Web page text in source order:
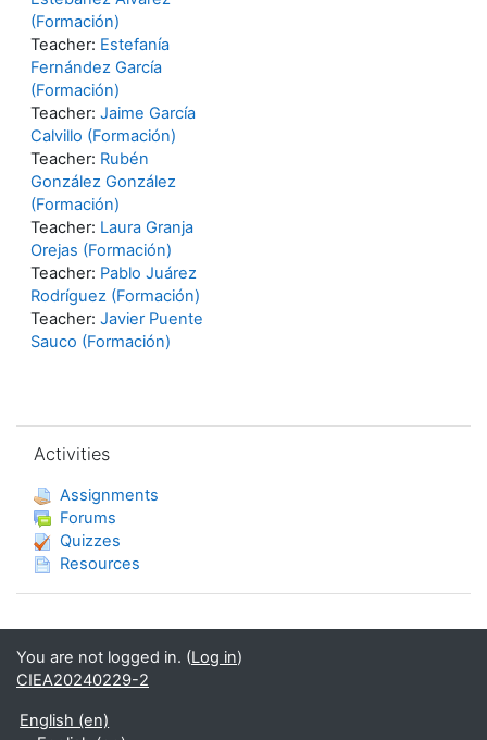
(Formación)
Teacher: Estefanía
Fernández García
(Formación)
Teacher: Jaime García
Calvillo (Formación)
Teacher: Rubén
González González
(Formación)
Teacher: Laura Granja
Orejas (Formación)
Teacher: Pablo Juárez
Rodríguez (Formación)
Teacher: Javier Puente
Sauco (Formación)
Activities
Assignments
Forums
Quizzes
Resources
You are not logged in. (Log in)
CIEA20240229-2
English ‎(en)‎